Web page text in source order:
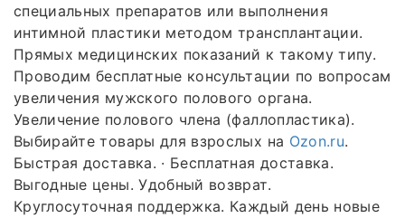
специальных препаратов или выполнения
интимной пластики методом трансплантации.
Прямых медицинских показаний к такому типу.
Проводим бесплатные консультации по вопросам
увеличения мужского полового органа.
Увеличение полового члена (фаллопластика).
Выбирайте товары для взрослых на Ozon.ru.
Быстрая доставка. · Бесплатная доставка.
Выгодные цены. Удобный возврат.
Круглосуточная поддержка. Каждый день новые